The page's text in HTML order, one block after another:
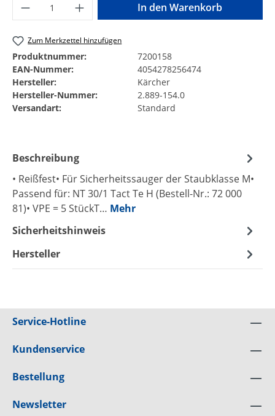
Produkt Anzahl: Gib den gewünschten
In den Warenkorb
Zum Merkzettel hinzufügen
Produktnummer:
7200158
EAN-Nummer:
4054278256474
Hersteller:
Kärcher
Hersteller-Nummer:
2.889-154.0
Versandart:
Standard
Beschreibung
• Reißfest• Für Sicherheitssauger der Staubklasse M•
Passend für: NT 30/1 Tact Te H (Bestell-Nr.: 72 000
81)• VPE = 5 StückT… Mehr
Sicherheitshinweis
Hersteller
Service-Hotline
Kundenservice
Bestellung
Newsletter